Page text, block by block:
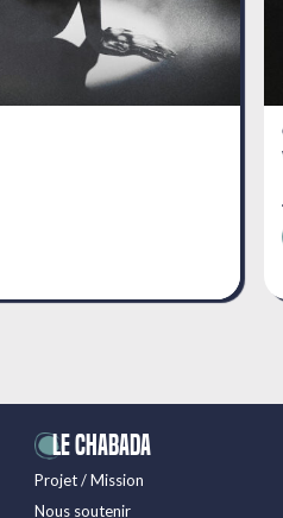
LE CHABADA
Projet / Mission
Nous soutenir